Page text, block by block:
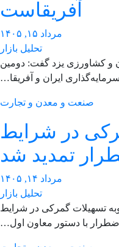
آفریقاست
مرداد ۱۵, ۱۴۰۵
تحلیل بازار
و کشاورزی یزد گفت: دومین
ایران و آفریقا…
صنعت و معدن و تجارت
در شرایط
تمدید شد
مرداد ۱۴, ۱۴۰۵
تحلیل بازار
تسهیلات گمرکی در شرایط
با دستور معاون اول…